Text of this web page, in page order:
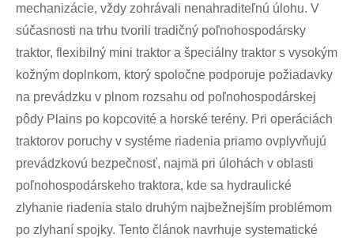
mechanizácie, vždy zohrávali nenahraditeľnú úlohu. V
súčasnosti na trhu tvorili tradičný poľnohospodársky
traktor, flexibilný mini traktor a špeciálny traktor s vysokým
kožným doplnkom, ktorý spoločne podporuje požiadavky
na prevádzku v plnom rozsahu od poľnohospodárskej
pôdy Plains po kopcovité a horské terény. Pri operáciách
traktorov poruchy v systéme riadenia priamo ovplyvňujú
prevádzkovú bezpečnosť, najmä pri úlohách v oblasti
poľnohospodárskeho traktora, kde sa hydraulické
zlyhanie riadenia stalo druhým najbežnejším problémom
po zlyhaní spojky. Tento článok navrhuje systematické